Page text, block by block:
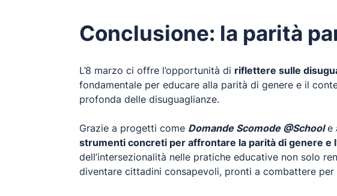
Conclusione: la parità
L’8 marzo ci offre l’opportunità di riflettere sulle
fondamentale per educare alla parità di genere e il
profonda delle disuguaglianze.
Grazie a progetti come Domande Scomode @Schoole
strumenti concreti per affrontare la parità di genere e
dell’intersezionalità nelle pratiche educative non solo
diventare cittadini consapevoli, pronti a combattere